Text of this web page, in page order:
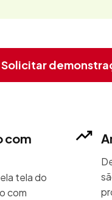
Solicitar
com
tela do
com